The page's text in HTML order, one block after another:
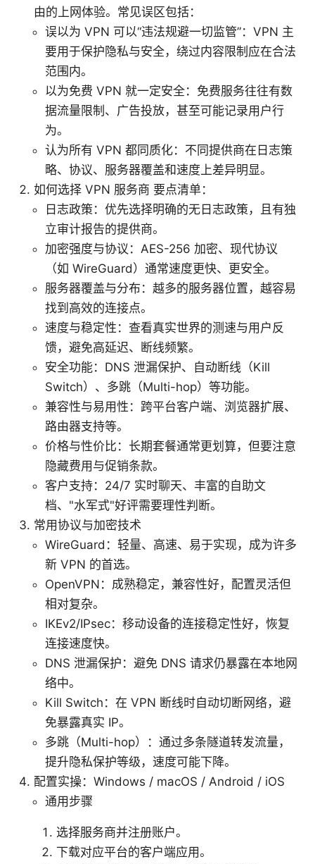
由的上网体验。常见误区包括：
误以为 VPN 可以“违法规避一切监管”：VPN 主
要用于保护隐私与安全，绕过内容限制应在合法
范围内。
以为免费 VPN 就一定安全：免费服务往往有数
据流量限制、广告投放，甚至可能记录用户行
为。
认为所有 VPN 都同质化：不同提供商在日志策
略、协议、服务器覆盖和速度上差异明显。
如何选择 VPN 服务商 要点清单：
日志政策：优先选择明确的无日志政策，且有独
立审计报告的提供商。
加密强度与协议：AES-256 加密、现代协议
（如 WireGuard）通常速度更快、更安全。
服务器覆盖与分布：越多的服务器位置，越容易
找到高效的连接点。
速度与稳定性：查看真实世界的测速与用户反
馈，避免高延迟、断线频繁。
安全功能：DNS 泄漏保护、自动断线（Kill
Switch）、多跳（Multi-hop）等功能。
兼容性与易用性：跨平台客户端、浏览器扩展、
路由器支持等。
价格与性价比：长期套餐通常更划算，但要注意
隐藏费用与促销条款。
客户支持：24/7 实时聊天、丰富的自助文
档、"水军式"好评需要理性判断。
常用协议与加密技术
WireGuard：轻量、高速、易于实现，成为许多
新 VPN 的首选。
OpenVPN：成熟稳定，兼容性好，配置灵活但
相对复杂。
IKEv2/IPsec：移动设备的连接稳定性好，恢复
连接速度快。
DNS 泄漏保护：避免 DNS 请求仍暴露在本地网
络中。
Kill Switch：在 VPN 断线时自动切断网络，避
免暴露真实 IP。
多跳（Multi-hop）：通过多条隧道转发流量，
提升隐私保护等级，速度可能下降。
配置实操：Windows / macOS / Android / iOS
通用步骤
选择服务商并注册账户。
下载对应平台的客户端应用。